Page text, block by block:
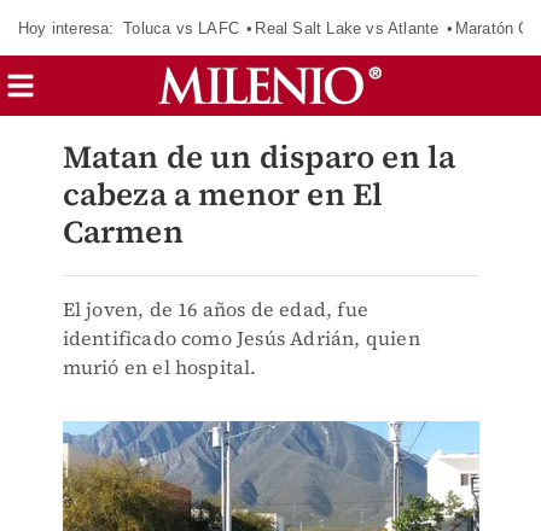
Hoy interesa: Toluca vs LAFC Real Salt Lake vs Atlante Maratón
Matan de un disparo en la
cabeza a menor en El
Carmen
El joven, de 16 años de edad, fue
identificado como Jesús Adrián, quien
murió en el hospital.